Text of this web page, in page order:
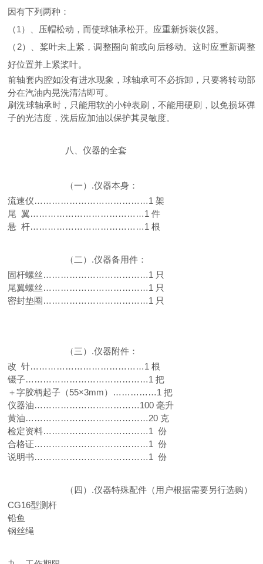
因有下列两种：
（1）、压帽松动，而使球轴承松开。应重新拆装仪器。
（2）、桨叶未上紧，调整圈向前或向后移动。这时应重新调整
好位置并上紧桨叶。
前轴套内腔如没有进水现象，球轴承可不必拆卸，只要将转动部
分在汽油内晃洗清洁即可。
刷洗球轴承时，只能用软的小钟表刷，不能用硬刷，以免损坏弹
子的光洁度，洗后应加油以保护其灵敏度。
八、仪器的全套
（一）.仪器本身：
流速仪…………………………………1 架
尾 翼…………………………………1 件
悬 杆…………………………………1 根
（二）.仪器备用件：
固杆螺丝………………………………1 只
尾翼螺丝………………………………1 只
密封垫圈………………………………1 只
（三）.仪器附件：
改 针…………………………………1 根
镊子……………………………………1 把
＋字胶柄起子（55×3mm）……………1 把
仪器油………………………………100 毫升
黄油……………………………………20 克
检定资料………………………………1 份
合格证…………………………………1 份
说明书…………………………………1 份
（四）.仪器特殊配件（用户根据需要另行选购）：
CG16型测杆
铅鱼
钢丝绳